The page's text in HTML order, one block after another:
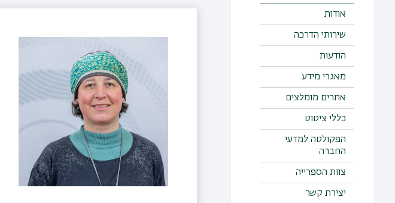
אודות
שירותי הדרכה
הודעות
מאגרי מידע
אתרים מומלצים
כללי ציטוט
הפקולטה למדעי
החברה
צוות הספרייה
יצירת קשר